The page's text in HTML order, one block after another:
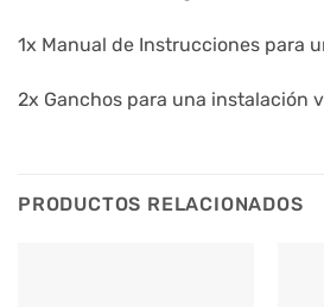
1x Manual de Instrucciones para
2x Ganchos para una instalación
PRODUCTOS RELACIONADOS